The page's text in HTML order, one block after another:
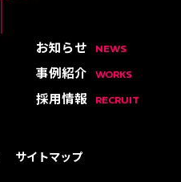
お知らせ NEWS
事例紹介 WORKS
採用情報 RECRUIT
サイトマップ